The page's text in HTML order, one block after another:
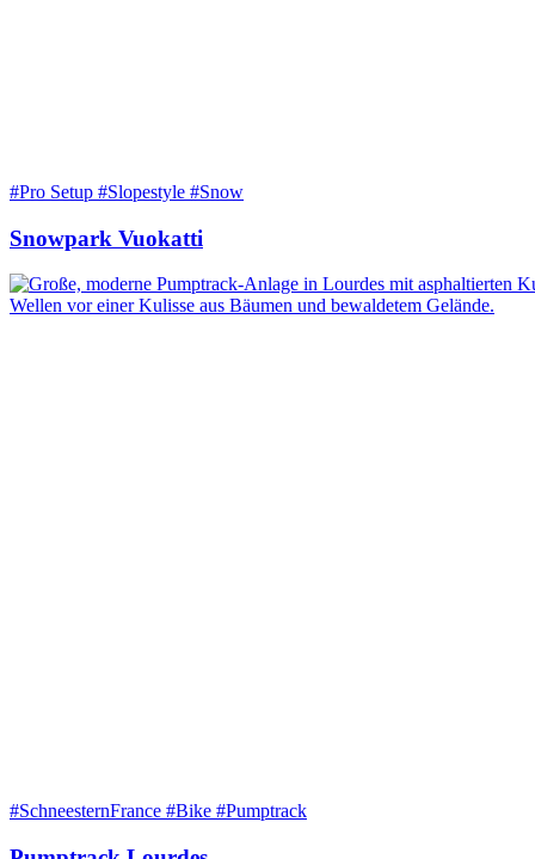
#Pro Setup #Slopestyle #Snow
Snowpark Vuokatti
#SchneesternFrance #Bike #Pumptrack